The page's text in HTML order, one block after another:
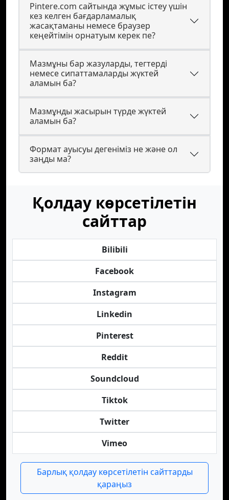
Pintere.com сайтында жұмыс істеу үшін
кез келген бағдарламалық
жасақтаманы немесе браузер
кеңейтімін орнатуым керек пе?
Мазмұны бар жазуларды, тегтерді
немесе сипаттамаларды жүктей
аламын ба?
Мазмұнды жасырын түрде жүктей
аламын ба?
Формат ауысуы дегеніміз не және ол
заңды ма?
Қолдау көрсетілетін
сайттар
Bilibili
Facebook
Instagram
Linkedin
Pinterest
Reddit
Soundcloud
Tiktok
Twitter
Vimeo
Барлық қолдау көрсетілетін сайттарды
қараңыз